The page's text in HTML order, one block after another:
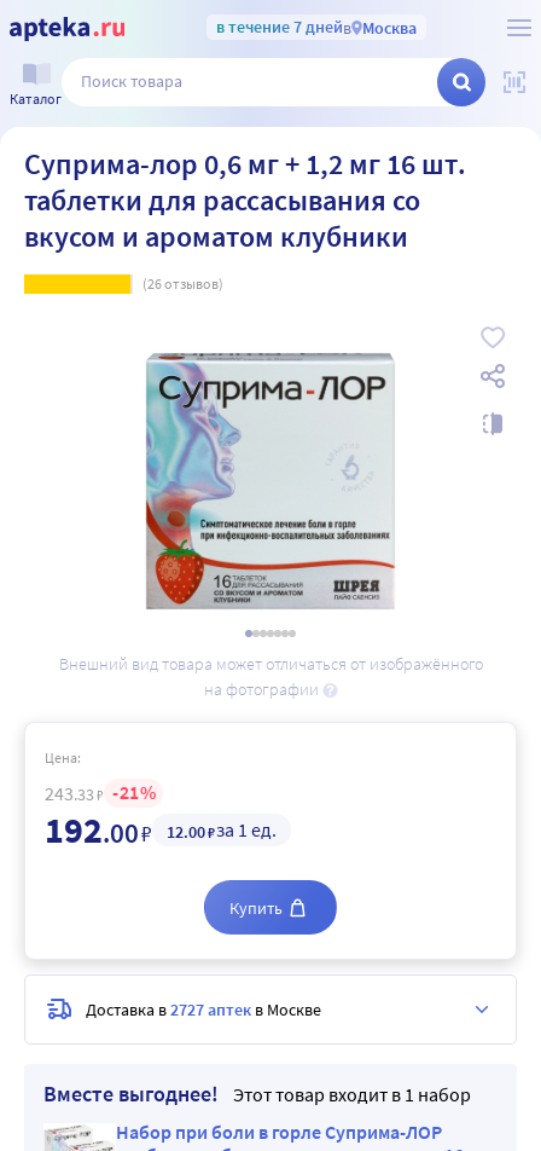
в течение 7 днейв Москва
Каталог
Суприма-лор 0,6 мг + 1,2 мг 16 шт.
таблетки для рассасывания со
вкусом и ароматом клубники
(26отзывов)
Внешний вид товара может отличаться от изображённого
на фотографии
Вместе выгоднее!
Этот товар входит в 1 набор
Набор при боли в горле Суприма-ЛОР
Цена:
243.33 ₽ 21
192.00₽ 12.00₽за 1 ед.
Купить
Доставка в2727 аптек в Москве